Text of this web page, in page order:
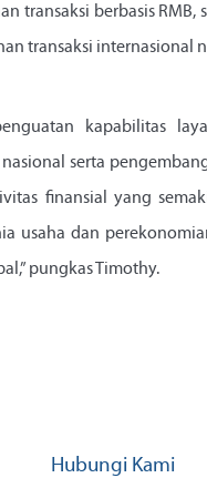
transaksi berbasis
transaksi internasional
kapabilitas
serta
finansial yang
usaha dan
pungkas Timothy.
Hubungi Kami